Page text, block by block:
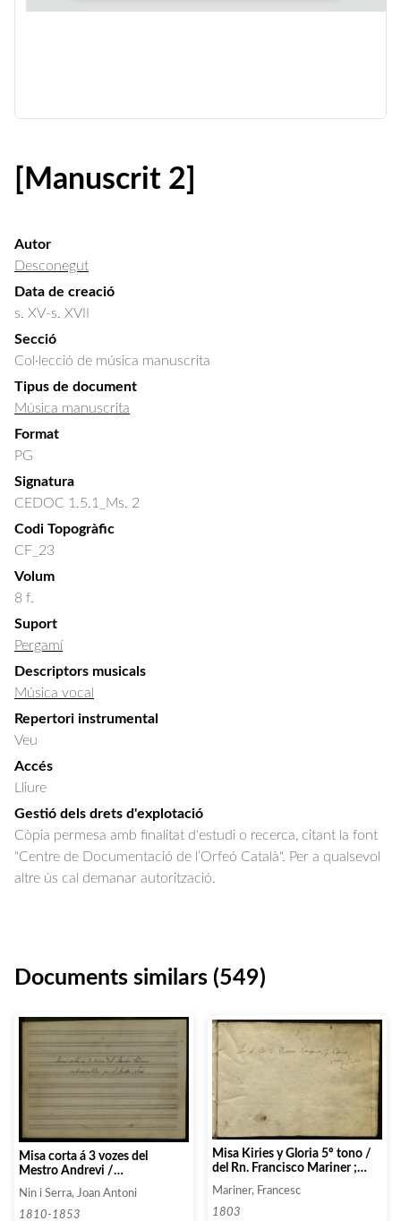
[Manuscrit 2]
Autor
Desconegut
Data de creació
s. XV-s. XVII
Secció
Col·lecció de música manuscrita
Tipus de document
Música manuscrita
Format
PG
Signatura
CEDOC 1.5.1_Ms. 2
Codi Topogràfic
CF_23
Volum
8 f.
Suport
Pergamí
Descriptors musicals
Música vocal
Repertori instrumental
Veu
Accés
Lliure
Gestió dels drets d'explotació
Còpia permesa amb finalitat d'estudi o recerca, citant la font
"Centre de Documentació de l’Orfeó Català". Per a qualsevol
altre ús cal demanar autorització.
Documents similars (549)
Misa corta á 3 vozes del
Mestro Andrevi /
Nino
Nin i Serra, Joan Antoni
1810-1853
Misa Kiries y Gloria 5º tono /
del Rn. Francisco Mariner ;
Versos Khries y gloria de 5º
tono del R[n] Francº Rodri – /
ges ; Versos Kriries 1º tono
Mariner, Francesc
1803